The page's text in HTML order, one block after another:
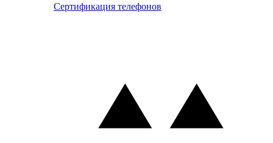
Сертификация телефонов